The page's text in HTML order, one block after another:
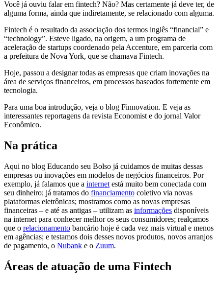
Você já ouviu falar em fintech? Não? Mas certamente já deve ter, de
alguma forma, ainda que indiretamente, se relacionado com alguma.
Fintech é o resultado da associação dos termos inglês “financial” e
“technology”. Esteve ligado, na origem, a um programa de
aceleração de startups coordenado pela Accenture, em parceria com
a prefeitura de Nova York, que se chamava Fintech.
Hoje, passou a designar todas as empresas que criam inovações na
área de serviços financeiros, em processos baseados fortemente em
tecnologia.
Para uma boa introdução, veja o blog Finnovation. E veja as
interessantes reportagens da revista Economist e do jornal Valor
Econômico.
Na prática
Aqui no blog Educando seu Bolso já cuidamos de muitas dessas
empresas ou inovações em modelos de negócios financeiros. Por
exemplo, já falamos que a internet está muito bem conectada com
seu dinheiro; já tratamos do financiamento coletivo via novas
plataformas eletrônicas; mostramos como as novas empresas
financeiras – e até as antigas – utilizam as informações disponíveis
na internet para conhecer melhor os seus consumidores; realçamos
que o relacionamento bancário hoje é cada vez mais virtual e menos
em agências; e testamos dois desses novos produtos, novos arranjos
de pagamento, o Nubank e o Zuum.
Áreas de atuação de uma Fintech